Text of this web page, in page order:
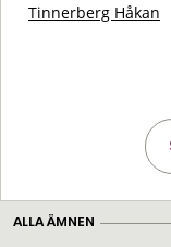
Tinnerberg Håkan
ALLA ÄMNEN